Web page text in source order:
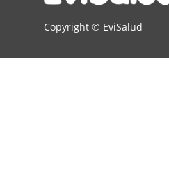
Copyright © EviSalud